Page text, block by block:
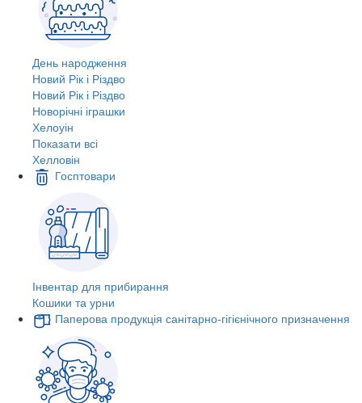
День народження
Новий Рік і Різдво
Новий Рік і Різдво
Новорічні іграшки
Хелоуін
Показати всі
Хелловін
Госптовари
Інвентар для прибирання
Кошики та урни
Паперова продукція санітарно-гігієнічного призначення